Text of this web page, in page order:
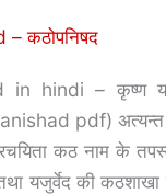
– कठोपनिषद
in hindi – कृष्ण
pdf) अत्यन्त
कठ नाम के
यजुर्वेद की